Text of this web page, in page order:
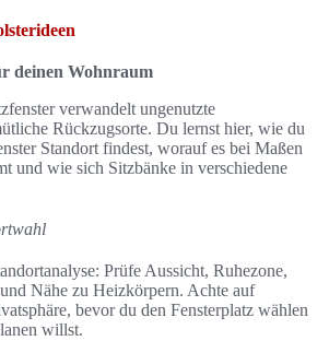
deinen Wohnraum
verwandelt ungenutzte
Rückzugsorte. Du lernst hier, wie du
Standort findest, worauf es bei Maßen
und wie sich Sitzbänke in verschiedene
Prüfe Aussicht, Ruhezone,
Nähe zu Heizkörpern. Achte auf
bevor du den Fensterplatz wählen
willst.